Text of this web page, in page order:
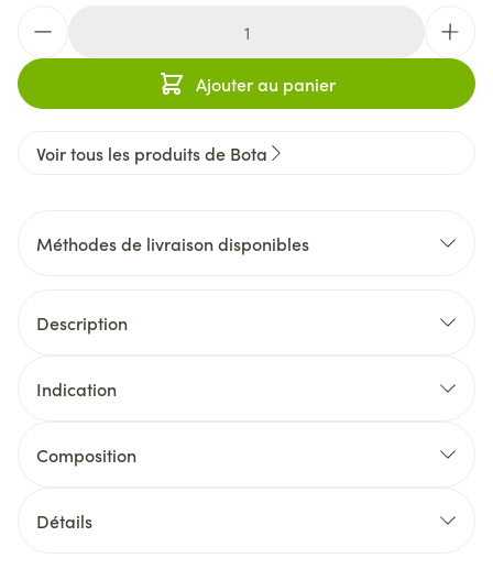
Ajouter au panier
Voir tous les produits de Bota
Méthodes de livraison disponibles
Description
Indication
Composition
Détails